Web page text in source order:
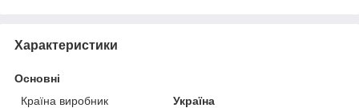
Характеристики
Основні
Країна виробник
Україна